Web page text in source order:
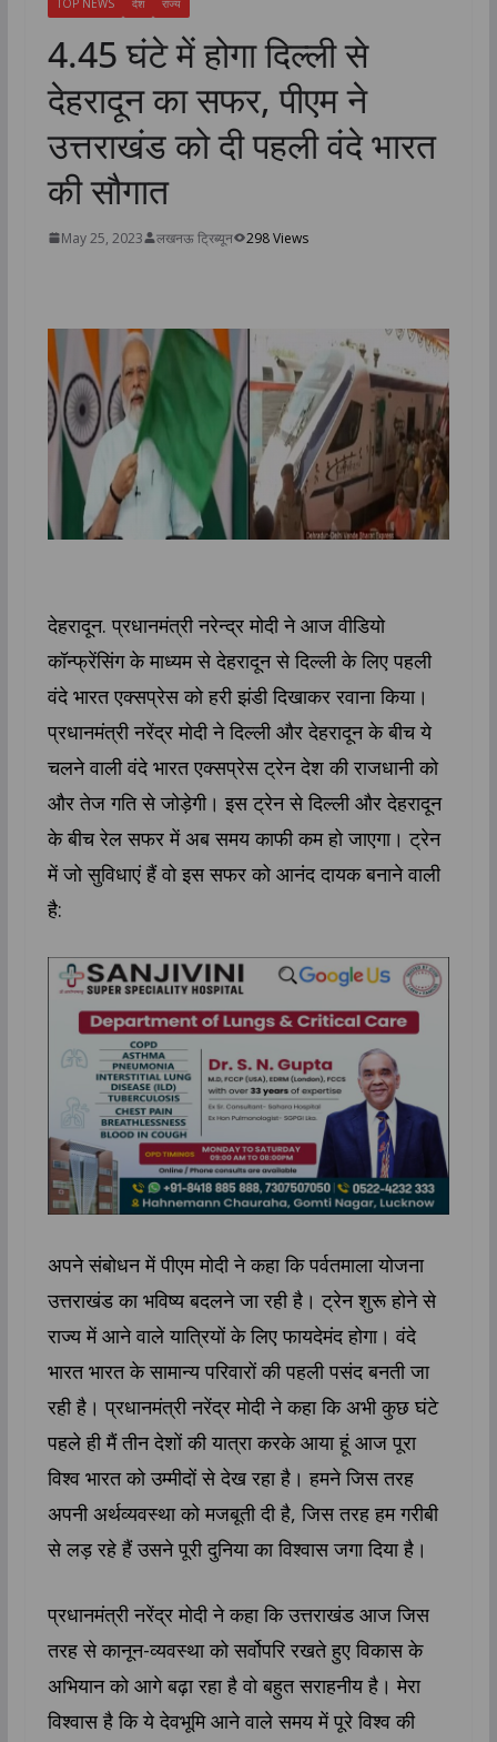
4.45 घंटे में होगा दिल्ली से
देहरादून का सफर, पीएम ने
उत्तराखंड को दी पहली वंदे भारत
की सौगात
May 25, 2023 लखनऊ ट्रिब्यून 298 Views
देहरादून. प्रधानमंत्री नरेन्द्र मोदी ने आज वीडियो
कॉन्फ्रेंसिंग के माध्यम से देहरादून से दिल्ली के लिए पहली
वंदे भारत एक्सप्रेस को हरी झंडी दिखाकर रवाना किया।
प्रधानमंत्री नरेंद्र मोदी ने दिल्ली और देहरादून के बीच ये
चलने वाली वंदे भारत एक्सप्रेस ट्रेन देश की राजधानी को
और तेज गति से जोड़ेगी। इस ट्रेन से दिल्ली और देहरादून
के बीच रेल सफर में अब समय काफी कम हो जाएगा। ट्रेन
में जो सुविधाएं हैं वो इस सफर को आनंद दायक बनाने वाली
है:
अपने संबोधन में पीएम मोदी ने कहा कि पर्वतमाला योजना
उत्तराखंड का भविष्य बदलने जा रही है। ट्रेन शुरू होने से
राज्य में आने वाले यात्रियों के लिए फायदेमंद होगा। वंदे
भारत भारत के सामान्य परिवारों की पहली पसंद बनती जा
रही है। प्रधानमंत्री नरेंद्र मोदी ने कहा कि अभी कुछ घंटे
पहले ही मैं तीन देशों की यात्रा करके आया हूं आज पूरा
विश्व भारत को उम्मीदों से देख रहा है। हमने जिस तरह
अपनी अर्थव्यवस्था को मजबूती दी है, जिस तरह हम गरीबी
से लड़ रहे हैं उसने पूरी दुनिया का विश्वास जगा दिया है।
प्रधानमंत्री नरेंद्र मोदी ने कहा कि उत्तराखंड आज जिस
तरह से कानून-व्यवस्था को सर्वोपरि रखते हुए विकास के
अभियान को आगे बढ़ा रहा है वो बहुत सराहनीय है। मेरा
विश्वास है कि ये देवभूमि आने वाले समय में पूरे विश्व की